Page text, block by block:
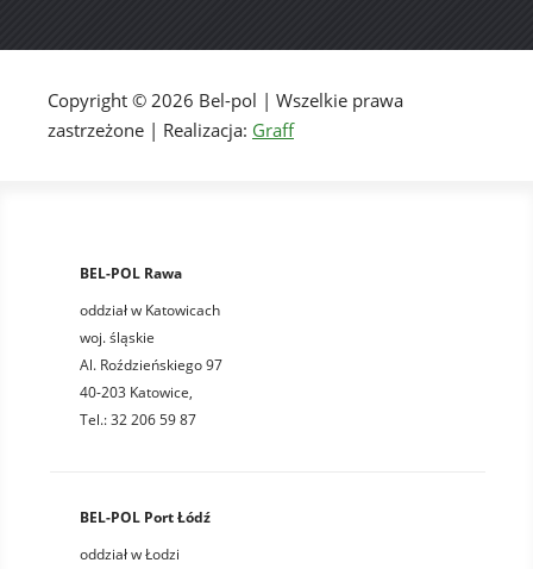
Copyright © 2026 Bel-pol | Wszelkie prawa
zastrzeżone | Realizacja: Graff
BEL-POL Rawa
oddział w Katowicach
woj. śląskie
Al. Roździeńskiego 97
40-203 Katowice,
Tel.: 32 206 59 87
BEL-POL Port Łódź
oddział w Łodzi